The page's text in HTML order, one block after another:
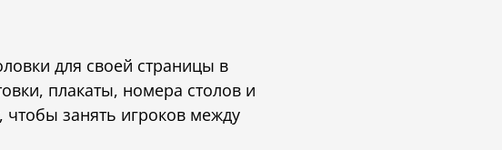
для своей страницы в
плакаты, номера столов и
чтобы занять игроков между